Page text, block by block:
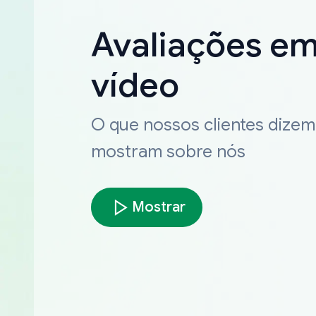
Avaliações
vídeo
O que nossos clientes
mostram sobre nós
Mostrar